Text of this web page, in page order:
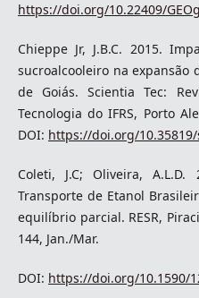
https://doi.org/10.22409/
Chieppe Jr, J.B.C. 2015.
sucroalcooleiro na
de Goiás. Scientia Tec:
Tecnologia do IFRS, Porto
DOI: https://doi.org/
Coleti, J.C; Oliveira,
Transporte de Etanol
equilíbrio parcial. RESR,
144, Jan./Mar.
DOI: https://doi.org/10.1590/